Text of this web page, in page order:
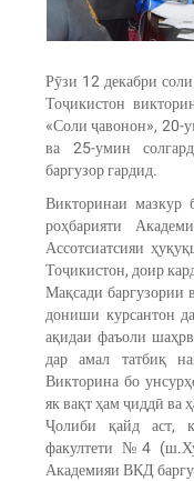
Рӯзи 12 декабри
Тоҷикистон
«Соли ҷавонон», 20-
ва 25-умин
баргузор гардид.
Викторинаи мазкур
роҳбарияти
Ассотсиатсияи
Тоҷикистон, доир
Мақсади баргузории
дониши курсантон
ақидаи фаъоли
дар амал татбиқ
Викторина бо
як вақт ҳам ҷиддӣ ва
Ҷолиби қайд аст,
факултети №4
Академияи ВКД